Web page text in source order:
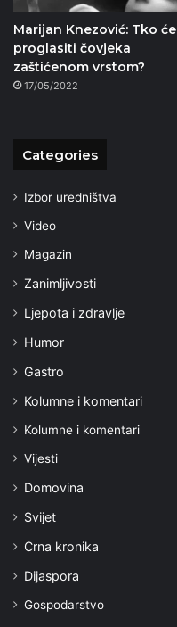
Marijan Knezović: Tko će
proglasiti čovjeka
zaštićenom vrstom?
17/05/2022
Categories
Izbor uredništva
Video
Magazin
Zanimljivosti
Ljepota i zdravlje
Humor
Gastro
Kolumne i komentari
Kolumne i komentari
Vijesti
Domovina
Svijet
Crna kronika
Dijaspora
Gospodarstvo